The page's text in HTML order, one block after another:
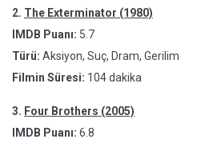
2. The Exterminator (1980)
IMDB Puanı: 5.7
Türü: Aksiyon, Suç, Dram, Gerilim
Filmin Süresi: 104 dakika
3. Four Brothers (2005)
IMDB Puanı: 6.8